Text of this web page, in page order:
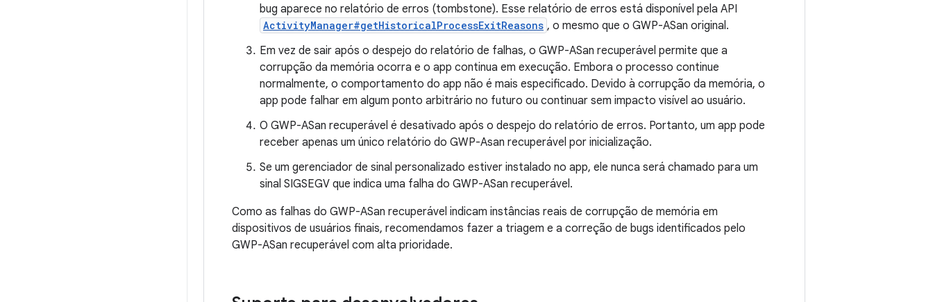
bug aparece no relatório de erros (tombstone). Esse relatório de erros está disponível pela API
ActivityManager#getHistoricalProcessExitReasons , o mesmo que o GWP-ASan original.
Em vez de sair após o despejo do relatório de falhas, o GWP-ASan recuperável permite que a
corrupção da memória ocorra e o app continua em execução. Embora o processo continue
normalmente, o comportamento do app não é mais especificado. Devido à corrupção da memória, o
app pode falhar em algum ponto arbitrário no futuro ou continuar sem impacto visível ao usuário.
O GWP-ASan recuperável é desativado após o despejo do relatório de erros. Portanto, um app pode
receber apenas um único relatório do GWP-Asan recuperável por inicialização.
Se um gerenciador de sinal personalizado estiver instalado no app, ele nunca será chamado para um
sinal SIGSEGV que indica uma falha do GWP-ASan recuperável.
Como as falhas do GWP-ASan recuperável indicam instâncias reais de corrupção de memória em
dispositivos de usuários finais, recomendamos fazer a triagem e a correção de bugs identificados pelo
GWP-ASan recuperável com alta prioridade.